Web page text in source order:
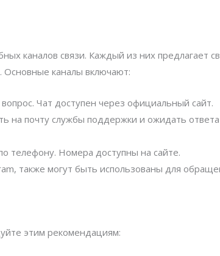
каналов связи. Каждый из них предлагает
Основные каналы включают:
Чат доступен через официальный сайт.
на почту службы поддержки и ожидать
телефону. Номера доступны на сайте.
также могут быть использованы для
этим рекомендациям: